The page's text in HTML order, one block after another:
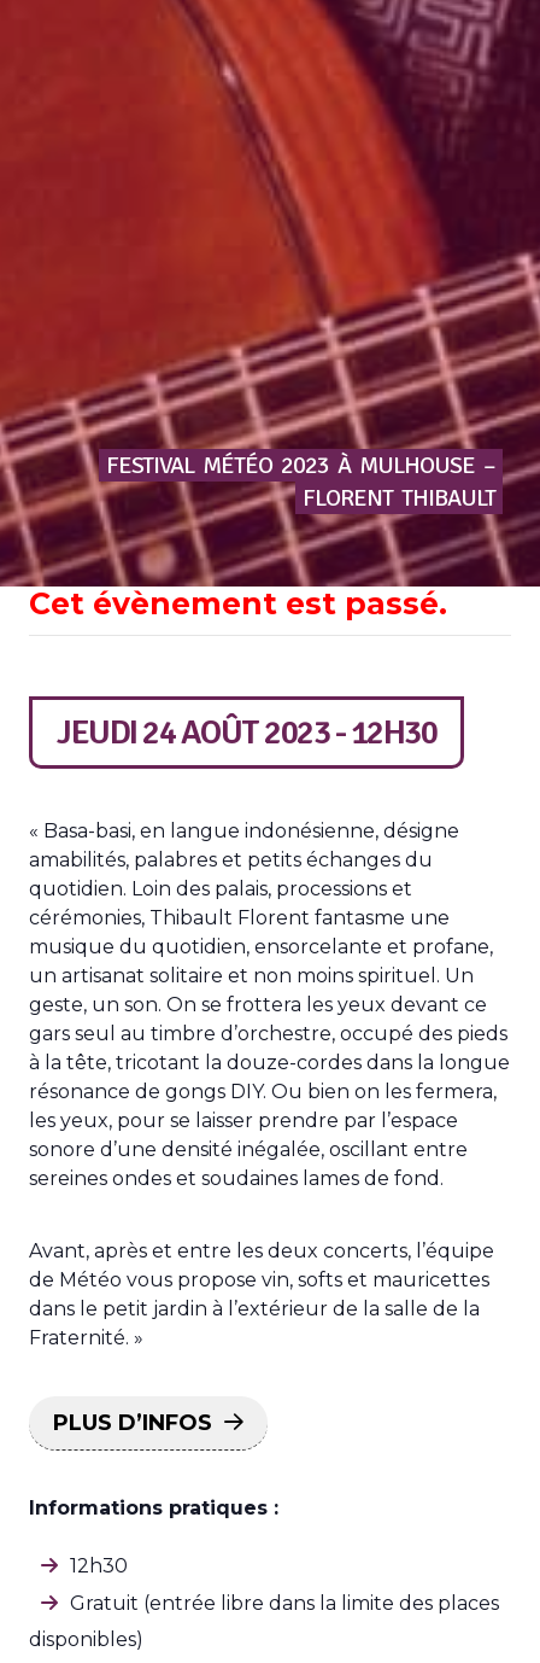
FESTIVAL MÉTÉO 2023 À MULHOUSE –
FLORENT THIBAULT
Cet évènement est passé.
JEUDI 24 AOÛT 2023 - 12H30
« Basa-basi, en langue indonésienne, désigne
amabilités, palabres et petits échanges du
quotidien. Loin des palais, processions et
cérémonies, Thibault Florent fantasme une
musique du quotidien, ensorcelante et profane,
un artisanat solitaire et non moins spirituel. Un
geste, un son. On se frottera les yeux devant ce
gars seul au timbre d’orchestre, occupé des pieds
à la tête, tricotant la douze-cordes dans la longue
résonance de gongs DIY. Ou bien on les fermera,
les yeux, pour se laisser prendre par l’espace
sonore d’une densité inégalée, oscillant entre
sereines ondes et soudaines lames de fond.
Avant, après et entre les deux concerts, l’équipe
de Météo vous propose vin, softs et mauricettes
dans le petit jardin à l’extérieur de la salle de la
Fraternité. »
PLUS D’INFOS
Informations pratiques :
12h30
Gratuit (entrée libre dans la limite des places
disponibles)